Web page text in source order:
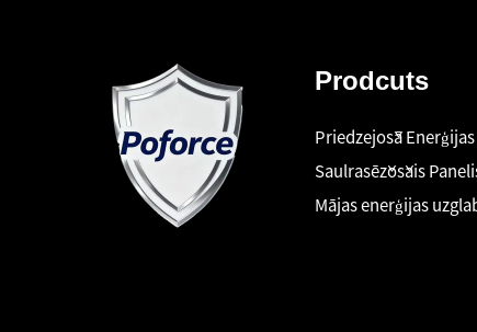
Prodcuts
Priedzejošā
Saulrasēžošais
Mājas enerģijas